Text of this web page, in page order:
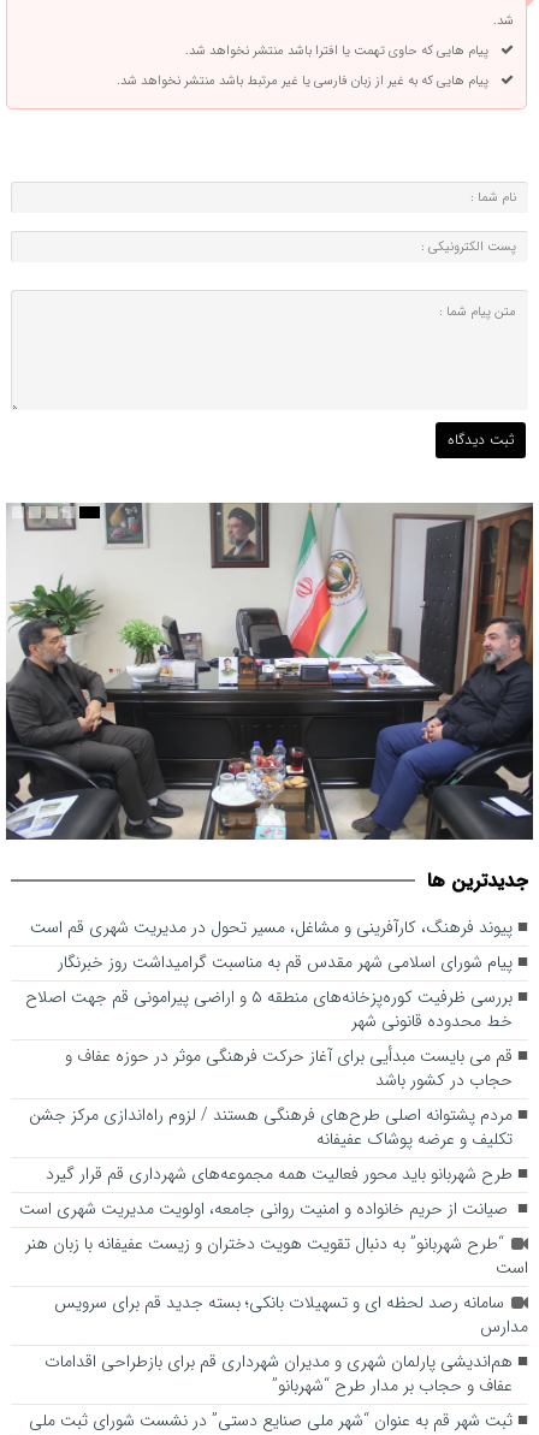
شد.
پیام هایی که حاوی تهمت یا افترا باشد منتشر نخواهد شد.
پیام هایی که به غیر از زبان فارسی یا غیر مرتبط باشد منتشر نخواهد شد.
است
جديدترين ها
پیوند فرهنگ، کارآفرینی و مشاغل، مسیر تحول در مدیریت شهری قم است
پیام شورای اسلامی شهر مقدس قم به مناسبت گرامیداشت روز خبرنگار
بررسی ظرفیت کوره‌پزخانه‌های منطقه ۵ و اراضی پیرامونی قم جهت اصلاح
خط محدوده قانونی شهر
قم می بایست مبدأیی برای آغاز حرکت فرهنگی موثر در حوزه عفاف و
حجاب در کشور باشد
مردم پشتوانه اصلی طرح‌های فرهنگی هستند / لزوم راه‌اندازی مرکز جشن
تکلیف و عرضه پوشاک عفیفانه
طرح شهربانو باید محور فعالیت همه مجموعه‌های شهرداری قم قرار گیرد
صیانت از حریم خانواده و امنیت روانی جامعه، اولویت مدیریت شهری است
“طرح شهربانو” به دنبال تقویت هویت دختران و زیست عفیفانه با زبان هنر
است
سامانه رصد لحظه ای و تسهیلات بانکی؛ بسته جدید قم برای سرویس
مدارس
هم‌اندیشی پارلمان شهری و مدیران شهرداری قم برای بازطراحی اقدامات
عفاف و حجاب بر مدار طرح “شهربانو”
ثبت شهر قم به عنوان “شهر ملی صنایع دستی” در نشست شورای ثبت ملی